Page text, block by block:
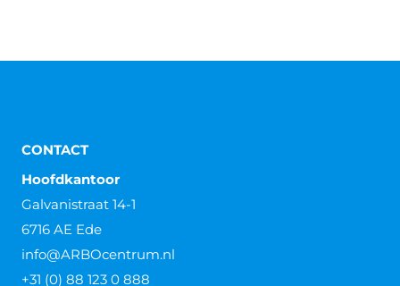
CONTACT
Hoofdkantoor
Galvanistraat 14-1
6716 AE Ede
info@ARBOcentrum.nl
+31 (0) 88 123 0 888